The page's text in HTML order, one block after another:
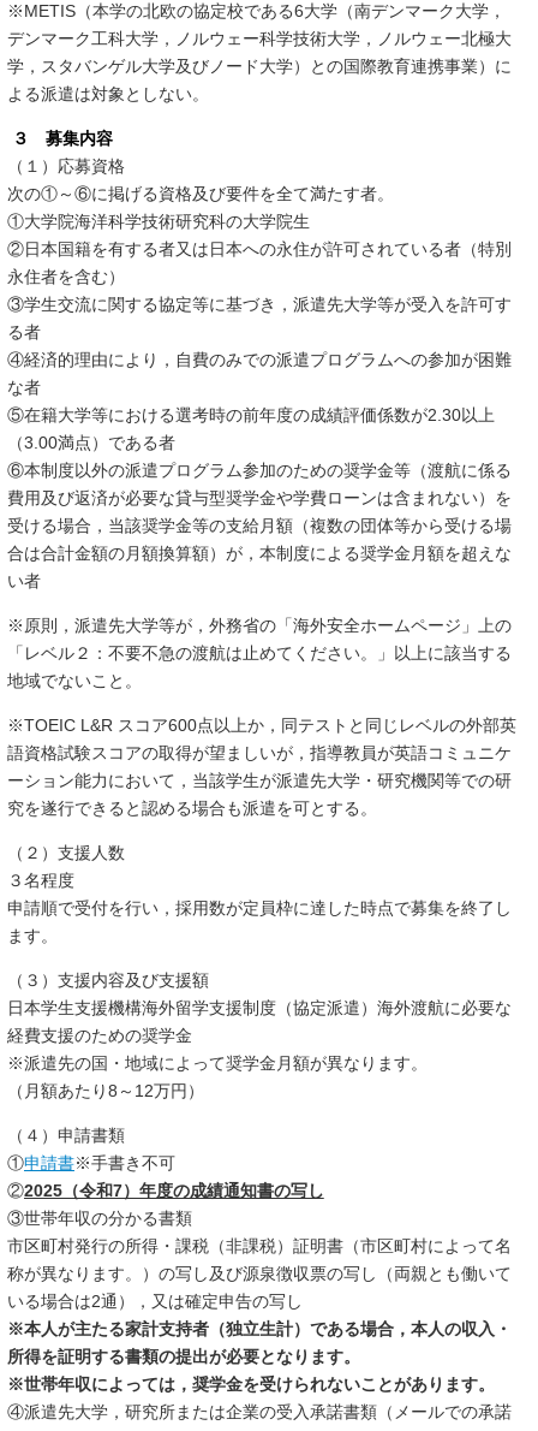
※METIS（本学の北欧の協定校である6大学（南デンマーク大学，
デンマーク工科大学，ノルウェー科学技術大学，ノルウェー北極大
学，スタバンゲル大学及びノード大学）との国際教育連携事業）に
よる派遣は対象としない。
３ 募集内容
（１）応募資格
次の①～⑥に掲げる資格及び要件を全て満たす者。
①大学院海洋科学技術研究科の大学院生
②日本国籍を有する者又は日本への永住が許可されている者（特別
永住者を含む）
③学生交流に関する協定等に基づき，派遣先大学等が受入を許可す
る者
④経済的理由により，自費のみでの派遣プログラムへの参加が困難
な者
⑤在籍大学等における選考時の前年度の成績評価係数が2.30以上
（3.00満点）である者
⑥本制度以外の派遣プログラム参加のための奨学金等（渡航に係る
費用及び返済が必要な貸与型奨学金や学費ローンは含まれない）を
受ける場合，当該奨学金等の支給月額（複数の団体等から受ける場
合は合計金額の月額換算額）が，本制度による奨学金月額を超えな
い者
※原則，派遣先大学等が，外務省の「海外安全ホームページ」上の
「レベル２：不要不急の渡航は止めてください。」以上に該当する
地域でないこと。
※TOEIC L&R スコア600点以上か，同テストと同じレベルの外部英
語資格試験スコアの取得が望ましいが，指導教員が英語コミュニケ
ーション能力において，当該学生が派遣先大学・研究機関等での研
究を遂行できると認める場合も派遣を可とする。
（２）支援人数
３名程度
申請順で受付を行い，採用数が定員枠に達した時点で募集を終了し
ます。
（３）支援内容及び支援額
日本学生支援機構海外留学支援制度（協定派遣）海外渡航に必要な
経費支援のための奨学金
※派遣先の国・地域によって奨学金月額が異なります。
（月額あたり8 ～ 12万円）
（４）申請書類
①申請書※手書き不可
②2025（令和7）年度の成績通知書の写し
③世帯年収の分かる書類
市区町村発行の所得・課税（非課税）証明書（市区町村によって名
称が異なります。）の写し及び源泉徴収票の写し（両親とも働いて
いる場合は2通），又は確定申告の写し
※本人が主たる家計支持者（独立生計）である場合，本人の収入・
所得を証明する書類の提出が必要となります。
※世帯年収によっては，奨学金を受けられないことがあります。
④派遣先大学，研究所または企業の受入承諾書類（メールでの承諾